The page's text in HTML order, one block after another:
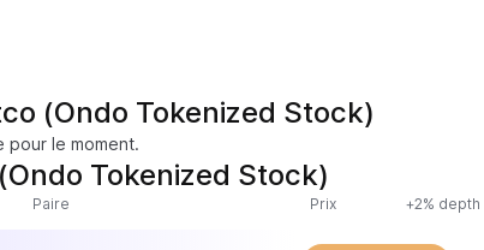
(Ondo Tokenized Stock)
pour le moment.
Tokenized Stock)
Paire Prix +2% depth